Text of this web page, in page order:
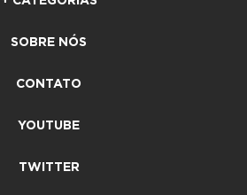
SOBRE NÓS
CONTATO
YOUTUBE
TWITTER